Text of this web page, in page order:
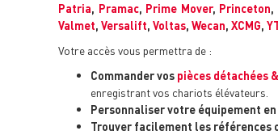
Patria, Pramac, Prime Mover, Princeton,
Valmet, Versalift, Voltas, Wecan, XCMG,
Votre accès vous permettra de :
Commander vos pièces détachées
enregistrant vos chariots élévateurs.
Personnaliser votre équipement
Trouver facilement les références